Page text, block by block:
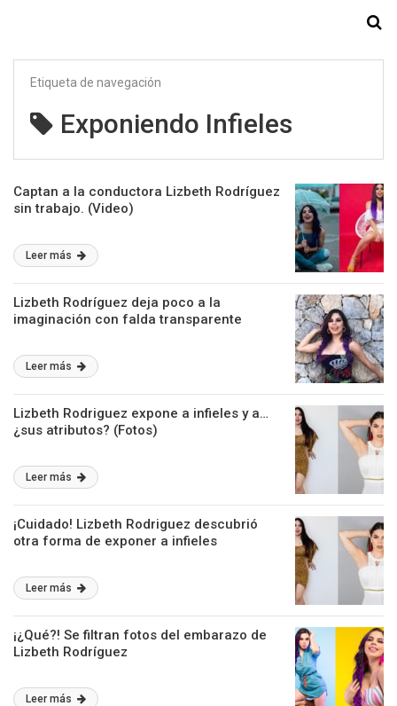
Etiqueta de navegación
Exponiendo Infieles
Captan a la conductora Lizbeth Rodríguez
sin trabajo. (Video)
Leer más
Lizbeth Rodríguez deja poco a la
imaginación con falda transparente
Leer más
Lizbeth Rodriguez expone a infieles y a…
¿sus atributos? (Fotos)
Leer más
¡Cuidado! Lizbeth Rodriguez descubrió
otra forma de exponer a infieles
Leer más
¡¿Qué?! Se filtran fotos del embarazo de
Lizbeth Rodríguez
Leer más